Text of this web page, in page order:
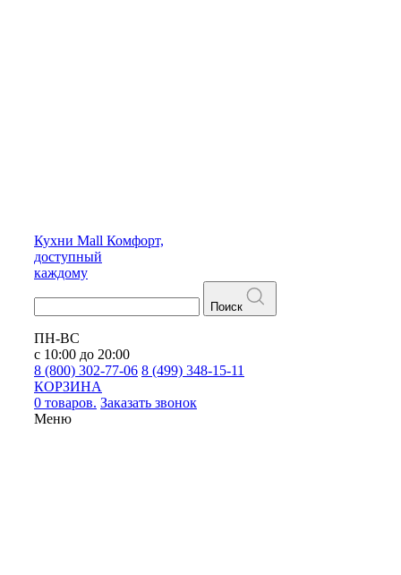
Кухни Mall Комфорт,
доступный
каждому
Поиск
ПН-ВС
с 10:00 до 20:00
8 (800) 302-77-06 8 (499) 348-15-11
КОРЗИНА
0 товаров. Заказать звонок
Меню